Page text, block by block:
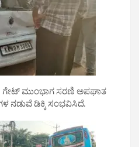
ಗೇಟ್ ಮುಂಭಾಗ ಸರಣಿ ಅಪಘಾತ
ನಡುವೆ ಡಿಕ್ಕಿ ಸಂಭವಿಸಿದೆ.